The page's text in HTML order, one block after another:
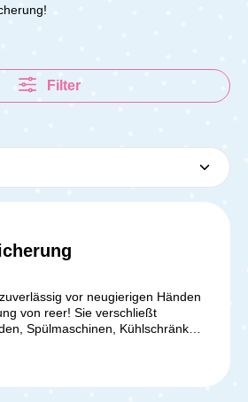
Filter
vor neugierigen Händen
von reer! Sie verschließt
Spülmaschinen, Kühlschränke
sodass gefährliche
oder Reinigungsmittel